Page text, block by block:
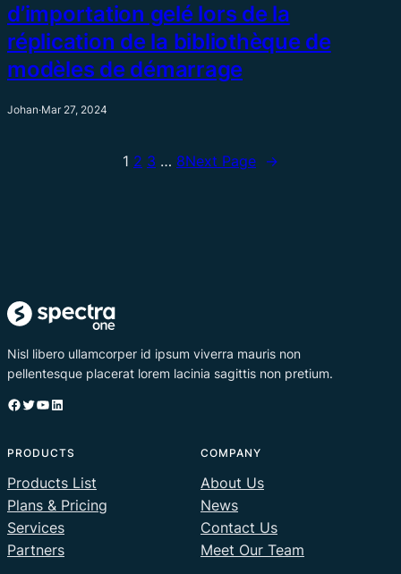
d’importation gelé lors de la
réplication de la bibliothèque de
modèles de démarrage
Johan·Mar 27, 2024
1 2 3 … 8Next Page →
Nisl libero ullamcorper id ipsum viverra mauris non
pellentesque placerat lorem lacinia sagittis non pretium.
Facebook Twitter YouTube LinkedIn
PRODUCTS
Products List
Plans & Pricing
Services
Partners
COMPANY
About Us
News
Contact Us
Meet Our Team